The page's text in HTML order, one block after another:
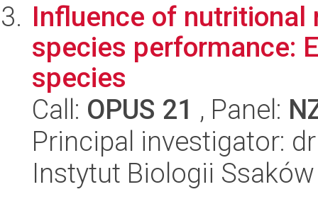
Influence of nutritional
species performance:
species
Call: OPUS 21 , Panel:
Principal investigator:
Instytut Biologii Ssaków